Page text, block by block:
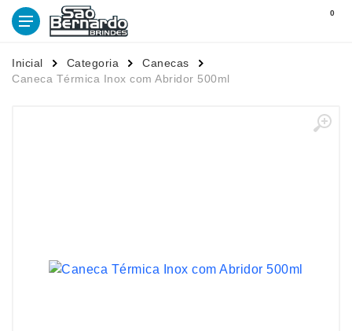
0
Inicial Categoria
Canecas
Caneca Térmica Inox com Abridor 500ml